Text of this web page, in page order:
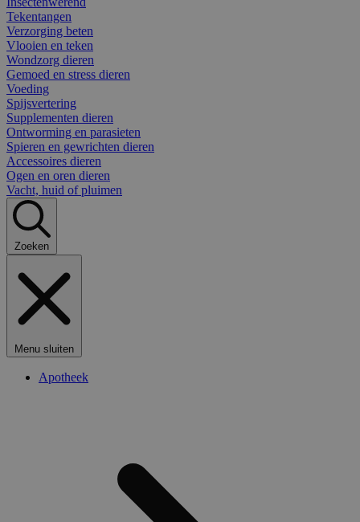
Tekentangen
Verzorging beten
Vlooien en teken
Wondzorg dieren
Gemoed en stress dieren
Voeding
Spijsvertering
Supplementen dieren
Ontworming en parasieten
Spieren en gewrichten dieren
Accessoires dieren
Ogen en oren dieren
Vacht, huid of pluimen
Zoeken
Menu sluiten
Apotheek